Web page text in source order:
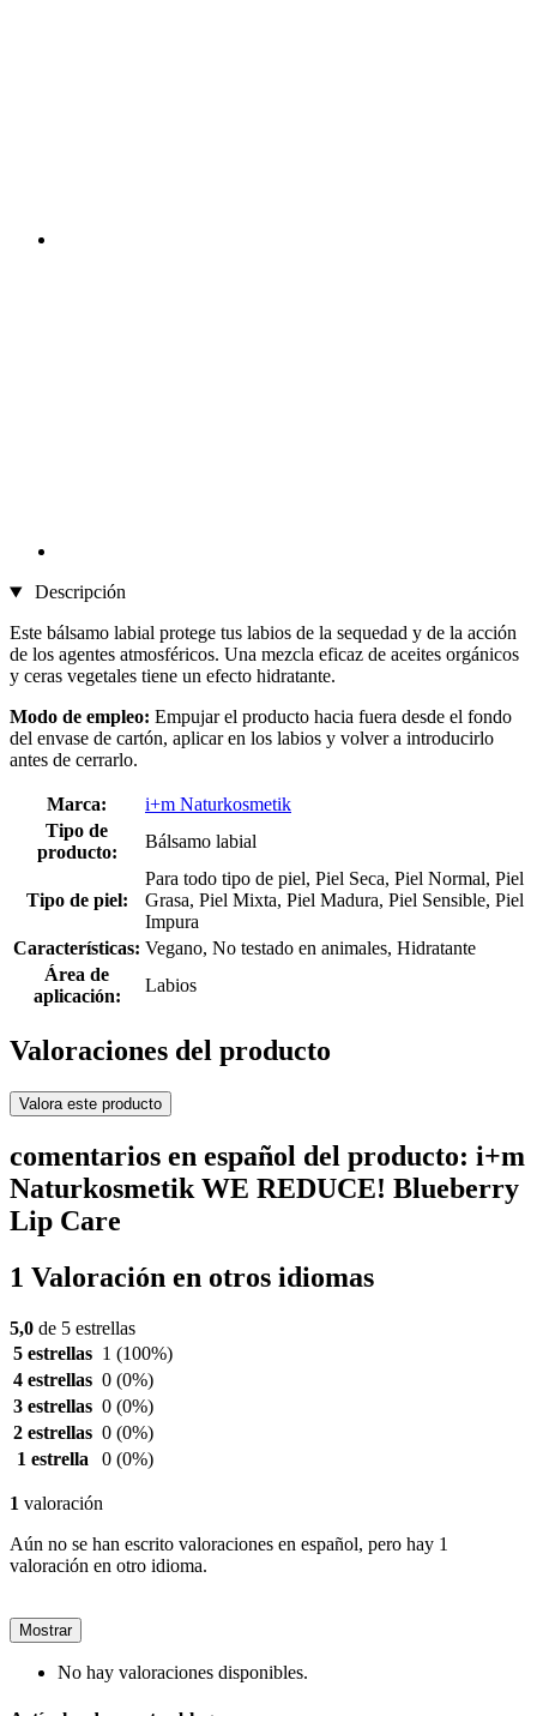
Descripción
Este bálsamo labial protege tus labios de la sequedad y de la acción
de los agentes atmosféricos. Una mezcla eficaz de aceites orgánicos
y ceras vegetales tiene un efecto hidratante.
Modo de empleo: Empujar el producto hacia fuera desde el fondo
del envase de cartón, aplicar en los labios y volver a introducirlo
antes de cerrarlo.
Marca:
i+m Naturkosmetik
Tipo de
producto:
Bálsamo labial
Tipo de piel:
Para todo tipo de piel, Piel Seca, Piel Normal, Piel
Grasa, Piel Mixta, Piel Madura, Piel Sensible, Piel
Impura
Características: Vegano, No testado en animales, Hidratante
Área de
aplicación:
Labios
Valoraciones del producto
Valora este producto
comentarios en español del producto: i+m
Naturkosmetik WE REDUCE! Blueberry
Lip Care
1 Valoración en otros idiomas
5,0 de 5 estrellas
5 estrellas 1 (100%)
4 estrellas 0 (0%)
3 estrellas 0 (0%)
2 estrellas 0 (0%)
1 estrella
0 (0%)
1 valoración
Aún no se han escrito valoraciones en español, pero hay 1
valoración en otro idioma.
Mostrar
No hay valoraciones disponibles.